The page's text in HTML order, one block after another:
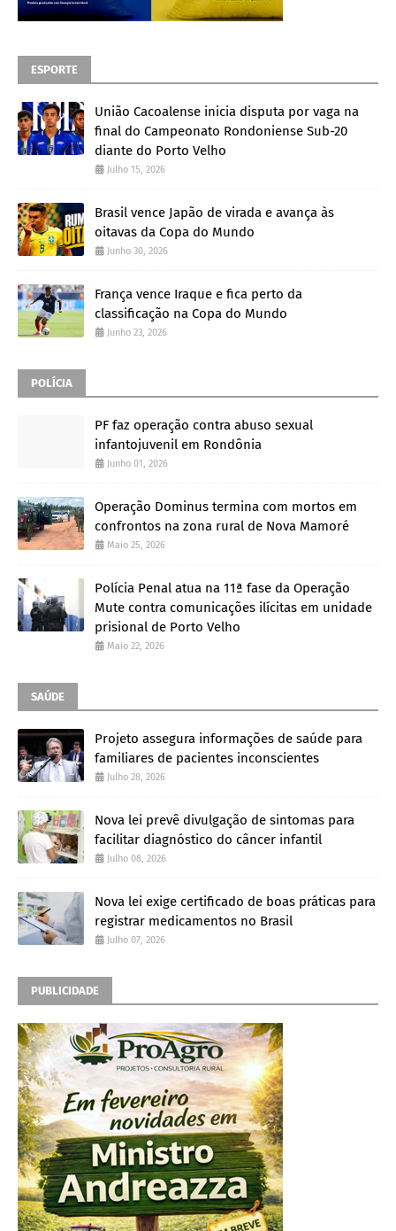
ESPORTE
União Cacoalense inicia disputa por vaga na
final do Campeonato Rondoniense Sub-20
diante do Porto Velho
Julho 15, 2026
Brasil vence Japão de virada e avança às
oitavas da Copa do Mundo
Junho 30, 2026
França vence Iraque e fica perto da
classificação na Copa do Mundo
Junho 23, 2026
POLÍCIA
PF faz operação contra abuso sexual
infantojuvenil em Rondônia
Junho 01, 2026
Operação Dominus termina com mortos em
confrontos na zona rural de Nova Mamoré
Maio 25, 2026
Polícia Penal atua na 11ª fase da Operação
Mute contra comunicações ilícitas em unidade
prisional de Porto Velho
Maio 22, 2026
SAÚDE
Projeto assegura informações de saúde para
familiares de pacientes inconscientes
Julho 28, 2026
Nova lei prevê divulgação de sintomas para
facilitar diagnóstico do câncer infantil
Julho 08, 2026
Nova lei exige certificado de boas práticas para
registrar medicamentos no Brasil
Julho 07, 2026
PUBLICIDADE